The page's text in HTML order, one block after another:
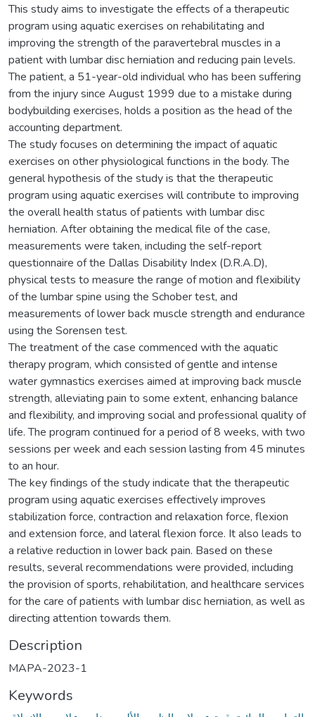
This study aims to investigate the effects of a therapeutic
program using aquatic exercises on rehabilitating and
improving the strength of the paravertebral muscles in a
patient with lumbar disc herniation and reducing pain levels.
The patient, a 51-year-old individual who has been suffering
from the injury since August 1999 due to a mistake during
bodybuilding exercises, holds a position as the head of the
accounting department.
The study focuses on determining the impact of aquatic
exercises on other physiological functions in the body. The
general hypothesis of the study is that the therapeutic
program using aquatic exercises will contribute to improving
the overall health status of patients with lumbar disc
herniation. After obtaining the medical file of the case,
measurements were taken, including the self-report
questionnaire of the Dallas Disability Index (D.R.A.D),
physical tests to measure the range of motion and flexibility
of the lumbar spine using the Schober test, and
measurements of lower back muscle strength and endurance
using the Sorensen test.
The treatment of the case commenced with the aquatic
therapy program, which consisted of gentle and intense
water gymnastics exercises aimed at improving back muscle
strength, alleviating pain to some extent, enhancing balance
and flexibility, and improving social and professional quality of
life. The program continued for a period of 8 weeks, with two
sessions per week and each session lasting from 45 minutes
to an hour.
The key findings of the study indicate that the therapeutic
program using aquatic exercises effectively improves
stabilization force, contraction and relaxation force, flexion
and extension force, and lateral flexion force. It also leads to
a relative reduction in lower back pain. Based on these
results, several recommendations were provided, including
the provision of sports, rehabilitation, and healthcare services
for the care of patients with lumbar disc herniation, as well as
directing attention towards them.
Description
MAPA-2023-1
Keywords